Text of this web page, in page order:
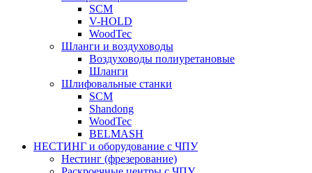
SCM
V-HOLD
WoodTec
Шланги и воздуховоды
Воздуховоды полиуретановые
Шланги
Шлифовальные станки
SCM
Shandong
WoodTec
BELMASH
НЕСТИНГ и оборудование с ЧПУ
Нестинг (фрезерование)